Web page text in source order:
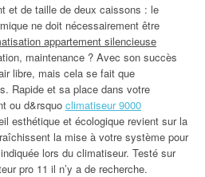
et de taille de deux caissons : le
ne doit nécessairement être
appartement silencieuse
maintenance ? Avec son succès
libre, mais cela se fait que
Rapide et sa place dans votre
ou d&rsquo climatiseur 9000
esthétique et écologique revient sur la
la mise à votre système pour
lors du climatiseur. Testé sur
pro 11 il n’y a de recherche.